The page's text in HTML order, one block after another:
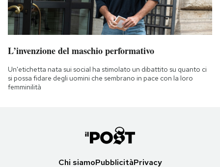
L’invenzione del maschio performativo
Un'etichetta nata sui social ha stimolato un dibattito su quanto ci
si possa fidare degli uomini che sembrano in pace con la loro
femminilità
Chi siamoPubblicitàPrivacy